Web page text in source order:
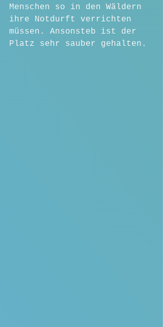
Menschen so in den Wäldern
ihre Notdurft verrichten
müssen. Ansonsteb ist der
Platz sehr sauber gehalten.